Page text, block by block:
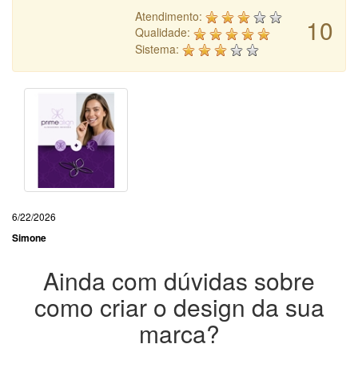
10
Atendimento:
Qualidade:
Sistema:
6/22/2026
Simone
Ainda com dúvidas sobre
como criar o design da sua
marca?